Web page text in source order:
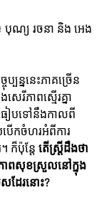
បុណ្យ រចនា និង អេង
បន្ននេះភាគច្រើន
រីភាពស្មើរគ្នា
ធៀបទៅ​នឹង​កាលពី​
ើកចំហរអំពីការ
ក៏ប៉ុន្តែ តើស្រ្តីដឹងថា
ាពសុខស្រួលនៅក្នុង
ដែរនោះ?